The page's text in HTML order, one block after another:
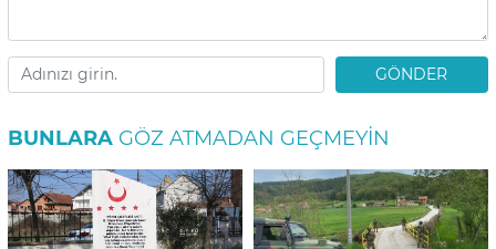
GÖNDER
BUNLARA GÖZ ATMADAN GEÇMEYIN